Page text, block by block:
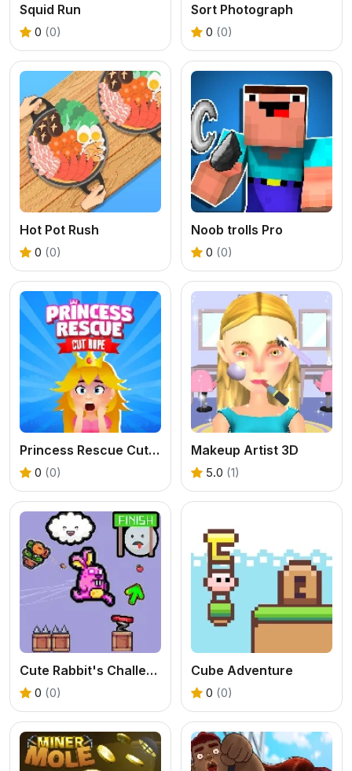
Squid Run
0 (0)
Sort Photograph
0 (0)
Hot Pot Rush
0 (0)
Noob trolls Pro
0 (0)
Princess Rescue Cut Rope
0 (0)
Makeup Artist 3D
5.0 (1)
Cute Rabbit's Challenging Adventure
0 (0)
Cube Adventure
0 (0)